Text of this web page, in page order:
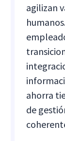
agilizan
ahorra
de